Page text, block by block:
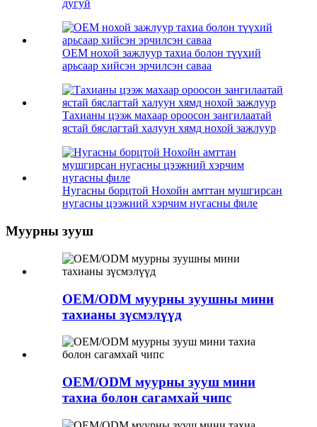
дугуй
OEM нохой зажлуур тахиа болон түүхий
арьсаар хийсэн эрчилсэн саваа
Тахианы цээж махаар ороосон зангилаатай
ястай бяслагтай халуун хямд нохой зажлуур
Нугасны борцтой Нохойн амттан мушгирсан
нугасны цээжний хэрчим нугасны филе
Муурны зууш
OEM/ODM муурны зуушны мини
тахианы зүсмэлүүд
OEM/ODM муурны зууш мини
тахиа болон сагамхай чипс